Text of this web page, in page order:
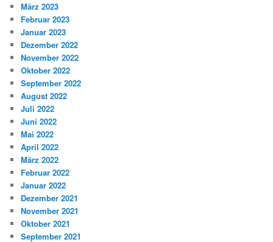
März 2023
Februar 2023
Januar 2023
Dezember 2022
November 2022
Oktober 2022
September 2022
August 2022
Juli 2022
Juni 2022
Mai 2022
April 2022
März 2022
Februar 2022
Januar 2022
Dezember 2021
November 2021
Oktober 2021
September 2021